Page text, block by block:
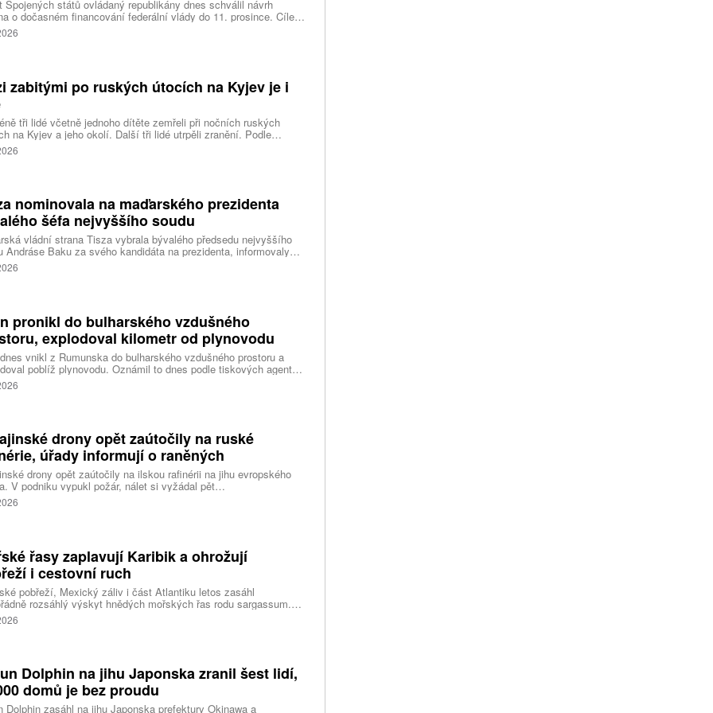
Spojených států ovládaný republikány dnes schválil návrh
o dočasném financování federální vlády do 11. prosince. Cílem
je předejít před listopadovými volbami do Kongresu
shutdownu, tedy omezení chodu vlády v důsledku
zabitými po ruských útocích na Kyjev je i
tři lidé včetně jednoho dítěte zemřeli při nočních ruských
na Kyjev a jeho okolí. Další tři lidé utrpěli zranění. Podle
úřadů Rusové použili mimo jiné balistické rakety.
nominovala na maďarského prezidenta
šéfa nejvyššího soudu
vládní strana Tisza vybrala bývalého předsedu nejvyššího
Andráse Baku za svého kandidáta na prezidenta, informovaly
agentury. Očekává se, že András Baka bude v úterý zvolen v
novou hlavou státu.
pronikl do bulharského vzdušného
explodoval kilometr od plynovodu
vnikl z Rumunska do bulharského vzdušného prostoru a
poblíž plynovodu. Oznámil to dnes podle tiskových agentur
premiér Rumen Radev. Dron podle něj nesl velké množství
píše agentura DPA.
drony opět zaútočily na ruské
úřady informují o raněných
drony opět zaútočily na ilskou rafinérii na jihu evropského
V podniku vypukl požár, nálet si vyžádal pět
informoval krizový štáb Krasnodarského kraje. Další dva lidi
v Zadonsku na Donu, oznámil gubernátor Lipecké oblasti
řasy zaplavují Karibik a ohrožují
i cestovní ruch
pobřeží, Mexický záliv i část Atlantiku letos zasáhl
rozsáhlý výskyt hnědých mořských řas rodu sargassum.
se hromadí miliony tun biomasy, která po vyplavení rychle
zhoršuje kvalitu vody, omezuje život mořských organismů a
Dolphin na jihu Japonska zranil šest lidí,
domů je bez proudu
Dolphin zasáhl na jihu Japonska prefektury Okinawa a